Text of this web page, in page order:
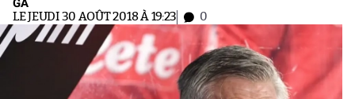
GA
LE JEUDI 30 AOÛT 2018 À 19:23 0